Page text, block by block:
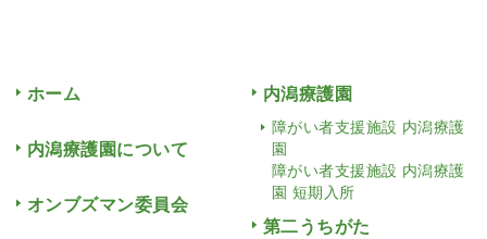
ホーム
内潟療護園について
オンブズマン委員会
内潟療護園
障がい者支援施設 内潟療護
園
障がい者支援施設 内潟療護
園 短期入所
第二うちがた